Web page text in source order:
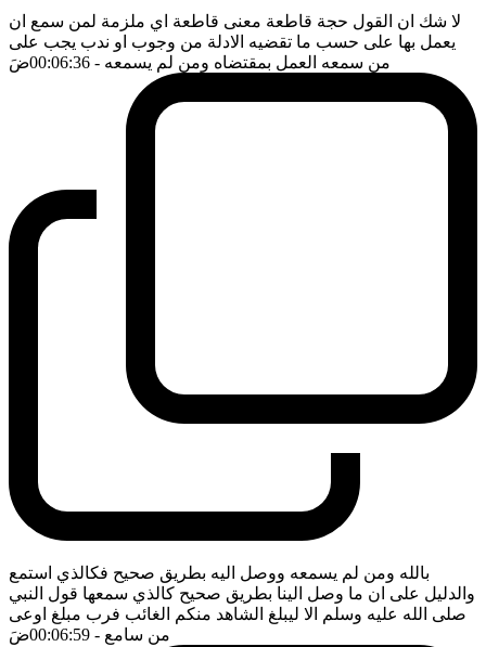
لا شك ان القول حجة قاطعة معنى قاطعة اي ملزمة لمن سمع ان
يعمل بها على حسب ما تقضيه الادلة من وجوب او ندب يجب على
من سمعه العمل بمقتضاه ومن لم يسمعه - 00:06:36 ضَ
بالله ومن لم يسمعه ووصل اليه بطريق صحيح فكالذي استمع
والدليل على ان ما وصل الينا بطريق صحيح كالذي سمعها قول النبي
صلى الله عليه وسلم الا ليبلغ الشاهد منكم الغائب فرب مبلغ اوعى
من سامع - 00:06:59 ضَ